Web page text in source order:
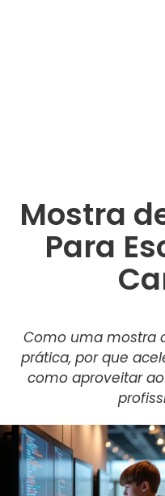
Mostra
Para
Como uma mostra
prática, por que
como aproveitar